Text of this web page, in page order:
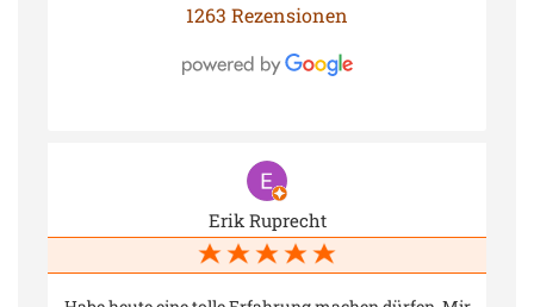
1263 Rezensionen
Erik Ruprecht